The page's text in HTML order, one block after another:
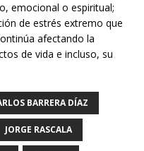
emocional o espiritual;
de estrés extremo que
afectando la
de vida e incluso, su
BARRERA DÍAZ
JORGE RASCALA